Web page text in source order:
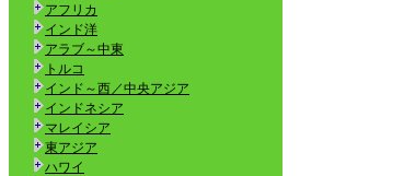
アフリカ
インド洋
アラブ～中東
トルコ
インド～西／中央アジア
インドネシア
マレイシア
東アジア
ハワイ